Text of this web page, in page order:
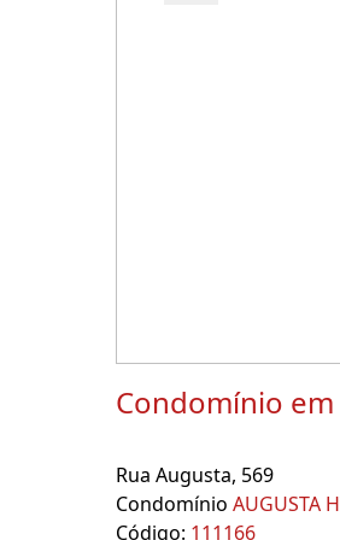
Condomínio
Rua Augusta, 569
Condomínio AUGUSTA
Código: 111166